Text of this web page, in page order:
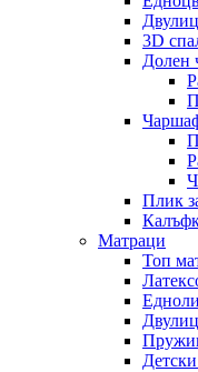
3D
Долен
Плик
Матраци
Топ